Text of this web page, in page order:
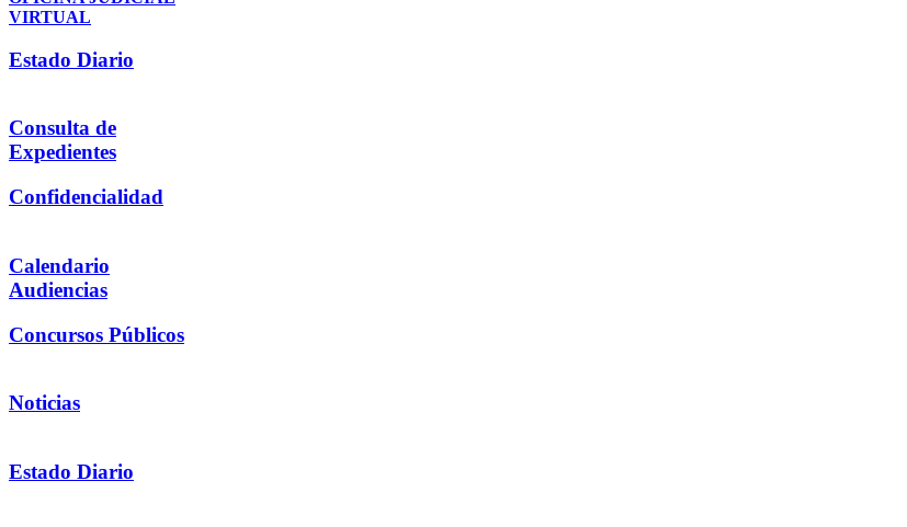
VIRTUAL
Estado Diario
Consulta de
Expedientes
Confidencialidad
Calendario
Audiencias
Concursos Públicos
Noticias
Estado Diario